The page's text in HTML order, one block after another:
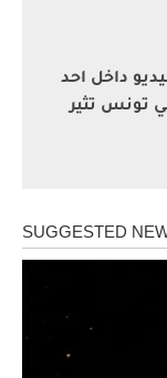
داخل احد
تونس تثير